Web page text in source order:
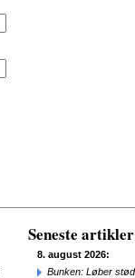
Seneste artikler
8. august 2026:
Bunken: Løber